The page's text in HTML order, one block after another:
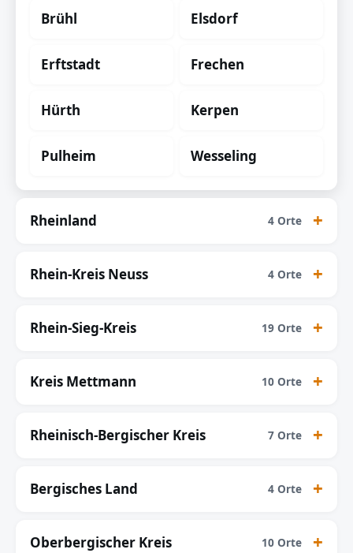
Brühl Elsdorf
Erftstadt Frechen
Hürth Kerpen
Pulheim Wesseling
Rheinland 4 Orte
Rhein-Kreis Neuss 4 Orte
Rhein-Sieg-Kreis 19 Orte
Kreis Mettmann 10 Orte
Rheinisch-Bergischer Kreis 7 Orte
Bergisches Land 4 Orte
Oberbergischer Kreis 10 Orte